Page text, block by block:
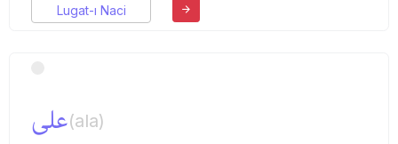
Lugat-ı Naci
علی(ala)